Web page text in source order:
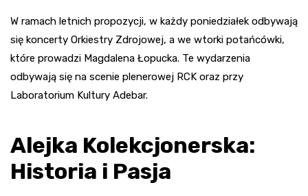
W ramach letnich propozycji, w każdy poniedziałek odbywają
się koncerty Orkiestry Zdrojowej, a we wtorki potańcówki,
które prowadzi Magdalena Łopucka. Te wydarzenia
odbywają się na scenie plenerowej RCK oraz przy
Laboratorium Kultury Adebar.
Alejka Kolekcjonerska:
Historia i Pasja